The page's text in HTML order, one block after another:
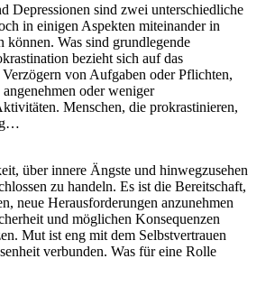
Depressionen sind zwei unterschiedliche
in einigen Aspekten miteinander in
können. Was sind grundlegende
bezieht sich auf das
von Aufgaben oder Pflichten,
oder weniger
Menschen, die prokrastinieren,
über innere Ängste und hinwegzusehen
zu handeln. Es ist die Bereitschaft,
neue Herausforderungen anzunehmen
und möglichen Konsequenzen
Mut ist eng mit dem Selbstvertrauen
verbunden. Was für eine Rolle